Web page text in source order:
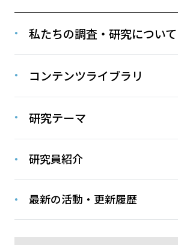
私たちの調査・研究について
コンテンツライブラリ
研究テーマ
研究員紹介
最新の活動・更新履歴